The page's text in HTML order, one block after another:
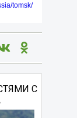
tomsk/
С